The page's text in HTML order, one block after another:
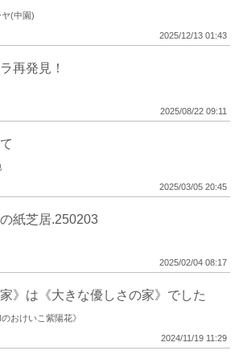
(中園)
2025/12/13 01:43
再発見！
2025/08/22 09:11
2025/03/05 20:45
紙芝居.250203
2025/02/04 08:17
家》は《大きな優しさの家》でした
おけいこ紫陽花》
2024/11/19 11:29